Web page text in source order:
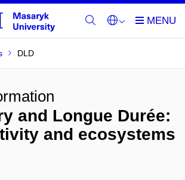
DLD
and Longue Durée:
and ecosystems